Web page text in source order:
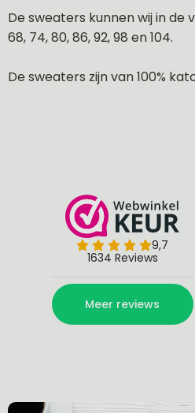
De sweaters kunnen wij in de
68, 74, 80, 86, 92, 98 en 104.
De sweaters zijn van 100%